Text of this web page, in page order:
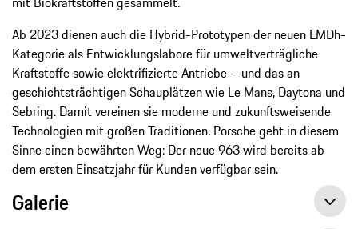
Ab 2023 dienen auch die Hybrid-Prototypen der neuen LMDh-
Kategorie als Entwicklungslabore für umweltverträgliche
Kraftstoffe sowie elektrifizierte Antriebe – und das an
geschichtsträchtigen Schauplätzen wie Le Mans, Daytona und
Sebring. Damit vereinen sie moderne und zukunftsweisende
Technologien mit großen Traditionen. Porsche geht in diesem
Sinne einen bewährten Weg: Der neue 963 wird bereits ab
dem ersten Einsatzjahr für Kunden verfügbar sein.
Galerie